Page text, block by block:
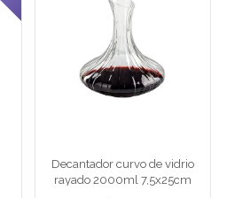
Decantador curvo de
vidrio rayado 2000ml
7,5x25cm
Cod. D4328
Decantador curvo de vidrio
rayado 2000ml 7,5x25cm